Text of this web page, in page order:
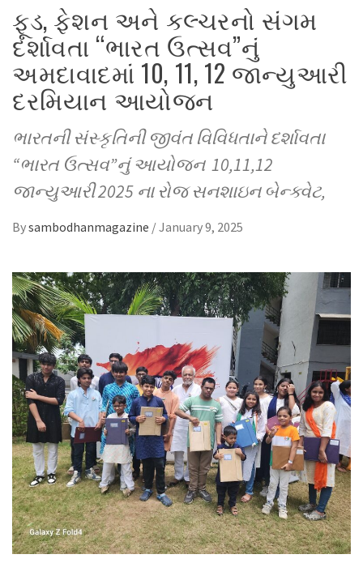
ફૂડ, ફેશન અને કલ્ચરનો સંગમ
દર્શાવતા “ભારત ઉત્સવ”નું
અમદાવાદમાં 10, 11, 12 જાન્યુઆરી
દરમિયાન આયોજન
ભારતની સંસ્કૃતિની જીવંત વિવિધતાને દર્શાવતા
“ભારત ઉત્સવ”નું આયોજન 10,11,12
જાન્યુઆરી 2025 ના રોજ સનશાઇન બેન્ક્વેટ,
Bysambodhanmagazine /January 9, 2025